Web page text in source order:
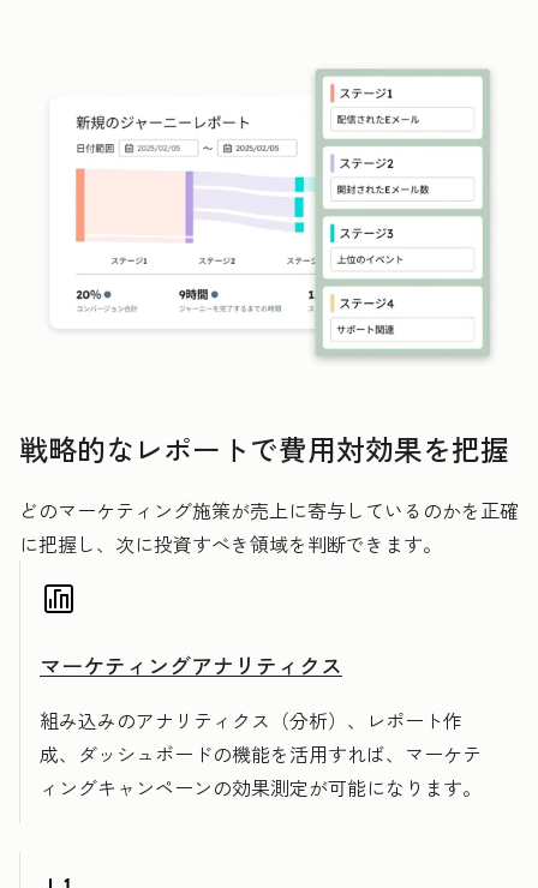
戦略的なレポートで費用対効果を把握
どのマーケティング施策が売上に寄与しているのかを正確
に把握し、次に投資すべき領域を判断できます。
マーケティングアナリティクス
組み込みのアナリティクス（分析）、レポート作
成、ダッシュボードの機能を活用すれば、マーケテ
ィングキャンペーンの効果測定が可能になります。